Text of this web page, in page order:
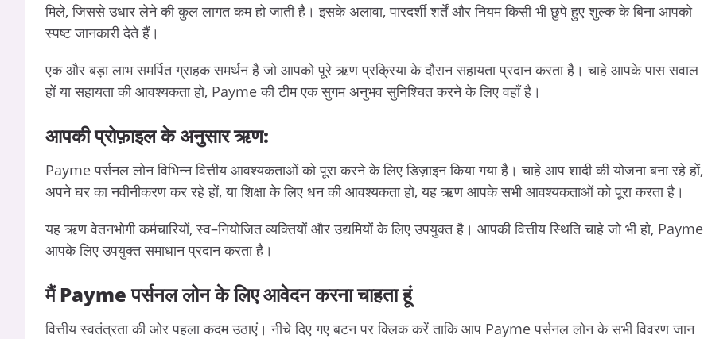
मिले,जिससे उधार लेने की कुल लागत कम हो जाती है। इसके अलावा,पारदर्शी शर्तें और नियम किसी भी छुपे हुए शुल्क के बिना आपको
स्पष्ट जानकारी देते हैं।
एक और बड़ा लाभ समर्पित ग्राहक समर्थन है जो आपको पूरे ऋण प्रक्रिया के दौरान सहायता प्रदान करता है। चाहे आपके पास सवाल
हों या सहायता की आवश्यकता हो, Paymeकी टीम एक सुगम अनुभव सुनिश्चित करने के लिए वहाँ है।
आपकीप्रोफ़ाइलकेअनुसारऋण:
Paymeपर्सनल लोन विभिन्न वित्तीय आवश्यकताओं को पूरा करने के लिए डिज़ाइन किया गया है। चाहे आप शादी की योजना बना रहे हों,
अपने घर का नवीनीकरण कर रहे हों,या शिक्षा के लिए धन की आवश्यकता हो,यह ऋण आपके सभी आवश्यकताओं को पूरा करता है।
यह ऋण वेतनभोगी कर्मचारियों,स्व–नियोजित व्यक्तियों और उद्यमियों के लिए उपयुक्त है। आपकी वित्तीय स्थिति चाहे जो भी हो, Payme
आपके लिए उपयुक्त समाधान प्रदान करता है।
मैंPaymeपर्सनललोनकेलिएआवेदनकरनाचाहताहूं
वित्तीय स्वतंत्रता की ओर पहला कदम उठाएं। नीचे दिए गए बटन पर क्लिक करें ताकि आप Paymeपर्सनल लोन के सभी विवरण जान